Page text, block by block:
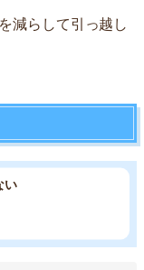
減らして引っ越し
い